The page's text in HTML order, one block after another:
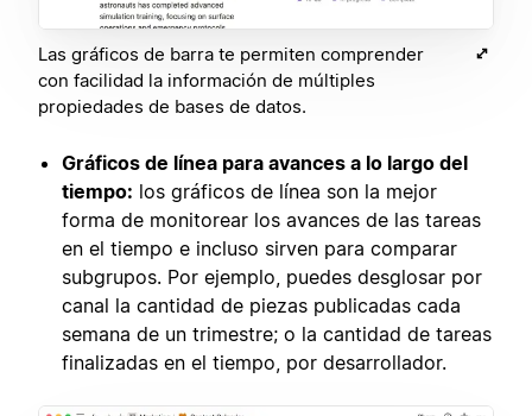
Las gráficos de barra te permiten comprender
con facilidad la información de múltiples
propiedades de bases de datos.
Gráficos de línea para avances a lo largo del
tiempo: los gráficos de línea son la mejor
forma de monitorear los avances de las tareas
en el tiempo e incluso sirven para comparar
subgrupos. Por ejemplo, puedes desglosar por
canal la cantidad de piezas publicadas cada
semana de un trimestre; o la cantidad de tareas
finalizadas en el tiempo, por desarrollador.